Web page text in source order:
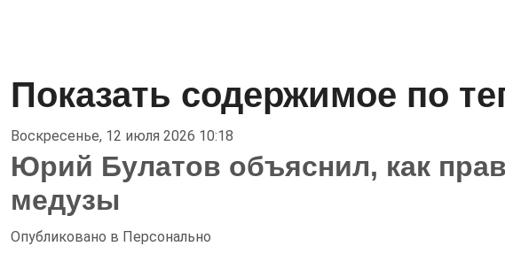
Показать содержимое по
Воскресенье, 12 июля 2026 10:18
Юрий Булатов объяснил, как
медузы
Опубликовано в Персонально